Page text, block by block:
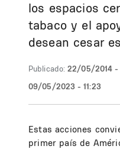
los espacios
tabaco y el
desean cesar
Publicado: 22/05/2014 -
09/05/2023 - 11:23
Estas acciones
primer país de